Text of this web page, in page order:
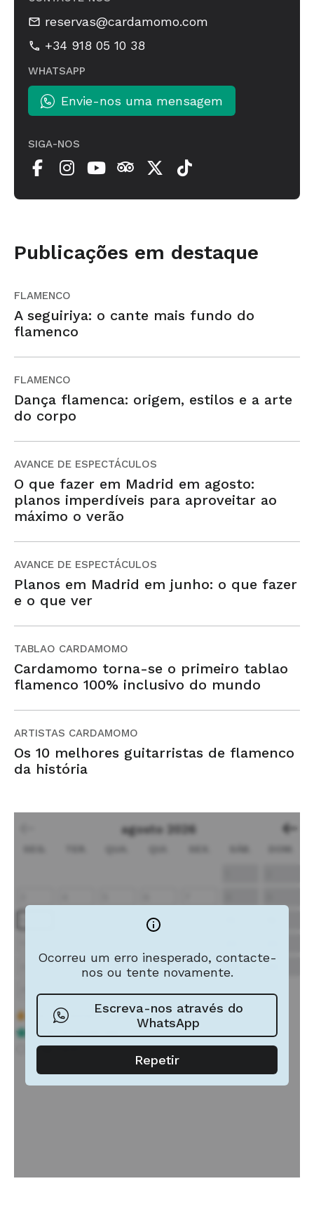
reservas@cardamomo.com
+34 918 05 10 38
WHATSAPP
Envie-nos uma mensagem
SIGA-NOS
Publicações em destaque
FLAMENCO
A seguiriya: o cante mais fundo do
flamenco
FLAMENCO
Dança flamenca: origem, estilos e a arte
do corpo
AVANCE DE ESPECTÁCULOS
O que fazer em Madrid em agosto:
planos imperdíveis para aproveitar ao
máximo o verão
AVANCE DE ESPECTÁCULOS
Planos em Madrid em junho: o que fazer
e o que ver
TABLAO CARDAMOMO
Cardamomo torna-se o primeiro tablao
flamenco 100% inclusivo do mundo
ARTISTAS CARDAMOMO
Os 10 melhores guitarristas de flamenco
da história